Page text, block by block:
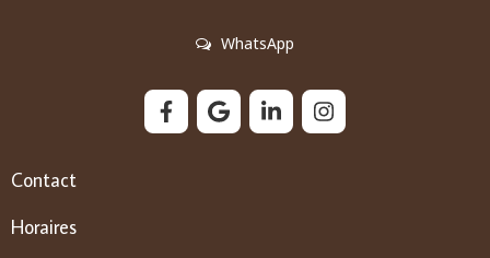
WhatsApp
Contact
Horaires